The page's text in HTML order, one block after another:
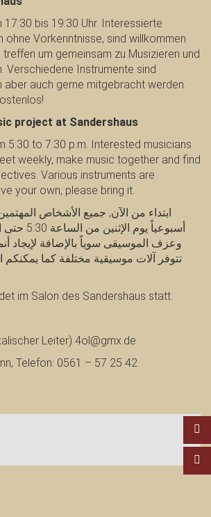
bis 19:30 Uhr. Interessierte
ohne Vorkenntnisse, sind willkommen
um gemeinsam zu Musizieren und
Verschiedene Instrumente sind
aber auch gerne mitgebracht werden.
project at Sandershaus
5:30 to 7:30 p.m. Interested musicians
weekly, make music together and find
Various instruments are
your own, please bring it.
ابتداء من الآن, جميع الأشخاص
وعزف الموسيقى سوياً بالإضافة لإيجاد
تتوفر آلات موسيقية مختلفة كما يمكنكم
im Salon des Sandershaus statt.
Leiter) 4ol@gmx.de
Telefon: 0561 – 57 25 42